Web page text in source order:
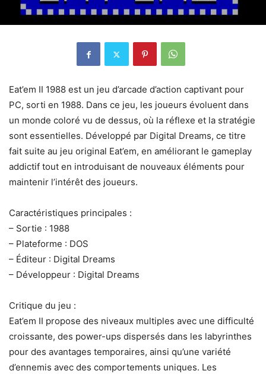
Eat’em II 1988 est un jeu d’arcade d’action captivant pour
PC, sorti en 1988. Dans ce jeu, les joueurs évoluent dans
un monde coloré vu de dessus, où la réflexe et la stratégie
sont essentielles. Développé par Digital Dreams, ce titre
fait suite au jeu original Eat’em, en améliorant le gameplay
addictif tout en introduisant de nouveaux éléments pour
maintenir l’intérêt des joueurs.
Caractéristiques principales :
– Sortie : 1988
– Plateforme : DOS
– Éditeur : Digital Dreams
– Développeur : Digital Dreams
Critique du jeu :
Eat’em II propose des niveaux multiples avec une difficulté
croissante, des power-ups dispersés dans les labyrinthes
pour des avantages temporaires, ainsi qu’une variété
d’ennemis avec des comportements uniques. Les